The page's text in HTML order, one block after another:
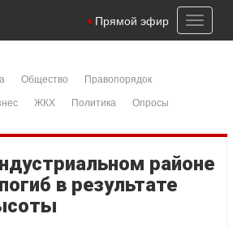
Toggle
Прямой эфир
Общество
Правопорядок
ЖКХ Политика
Опросы
районе
в результате